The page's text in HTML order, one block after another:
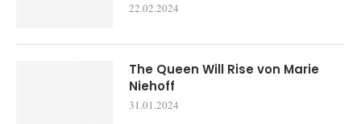
22.02.2024
The Queen Will Rise von Marie
Niehoff
31.01.2024